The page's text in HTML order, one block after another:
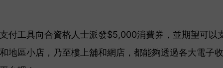
付工具向合資格人士派發$5,000消費券，並期望可以
地區小店，乃至樓上舖和網店，都能夠透過各大電子